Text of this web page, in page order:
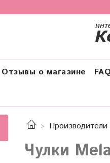
Отзывы о магазине
Производители
Чулки